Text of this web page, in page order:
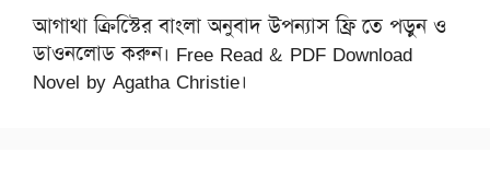
আগাথা ক্রিস্টিের বাংলা অনুবাদ উপন্যাস ফ্রি তে পড়ুন ও
ডাওনলোড করুন। Free Read & PDF Download
Novel by Agatha Christie।